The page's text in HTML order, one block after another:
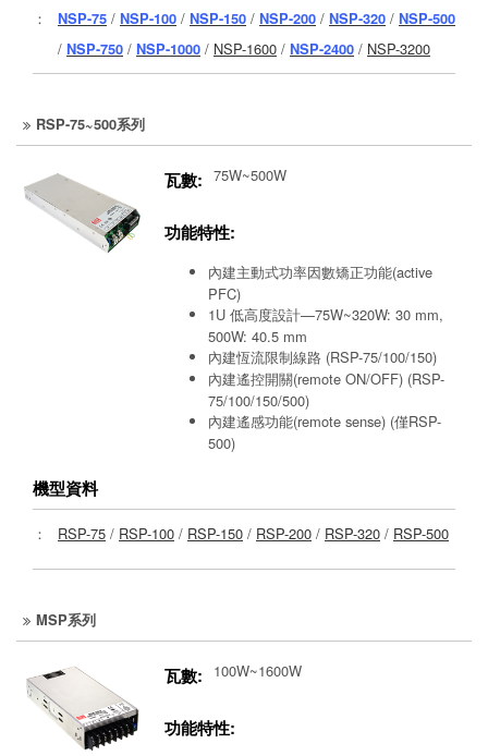
： NSP-75 / NSP-100 / NSP-150 / NSP-200 / NSP-320 / NSP-500
/ NSP-750 / NSP-1000 / NSP-1600 / NSP-2400 / NSP-3200
RSP-75~500系列
瓦數: 75W~500W
功能特性:
內建主動式功率因數矯正功能(active
PFC)
1U 低高度設計—75W~320W: 30 mm,
500W: 40.5 mm
內建恆流限制線路 (RSP-75/100/150)
內建遙控開關(remote ON/OFF) (RSP-
75/100/150/500)
內建遙感功能(remote sense) (僅RSP-
500)
機型資料
： RSP-75 / RSP-100 / RSP-150 / RSP-200 / RSP-320 / RSP-500
MSP系列
瓦數: 100W~1600W
功能特性: